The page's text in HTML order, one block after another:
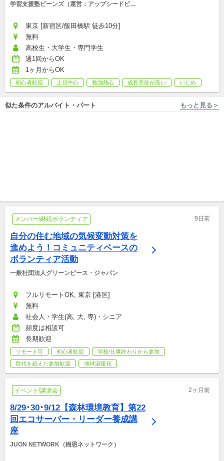
学習支援塾ビーンズ（運営：アップシードビー
東京 [新宿区/飯田橋駅 徒歩10分]
無料
高校生・大学生・専門学生
週1回からOK
1ヶ月からOK
初心者歓迎 土日中心 勉強熱心 成長意欲が高い いじめ
似た条件のアルバイト・パート もっと見る＞
メンバー/継続ボランティア 9日前
自分の住む地域の気候変動対策を
進めよう！コミュニティベースの
ボランティア活動
一般社団法人グリーンピース・ジャパン
フルリモートOK, 東京 [港区]
無料
社会人・学生(高, 大, 専)・シニア
頻度は相談可
長期歓迎
リモート可 初心者歓迎
学校/仕事終わりから参加
世代を超えた参加歓迎
地球温暖化
イベント/講演会 2ヶ月前
8/29･30･9/12【森林環境教育】第22
回エコサーバー・リーダー養成講
座
JUON NETWORK（樹恩ネットワーク）